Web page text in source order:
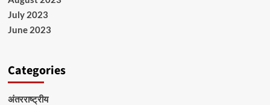
July 2023
June 2023
Categories
अंतरराष्ट्रीय